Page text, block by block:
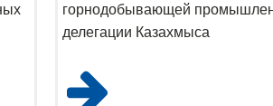
горнодобывающей
делегации Казахмыса